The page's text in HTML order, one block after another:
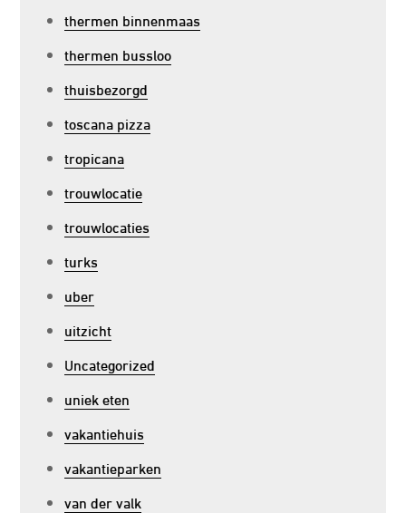
thermen binnenmaas
thermen bussloo
thuisbezorgd
toscana pizza
tropicana
trouwlocatie
trouwlocaties
turks
uber
uitzicht
Uncategorized
uniek eten
vakantiehuis
vakantieparken
van der valk